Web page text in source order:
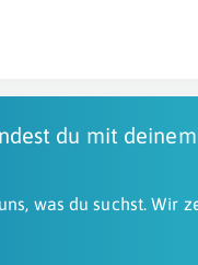
du mit deinem
was du suchst. Wir